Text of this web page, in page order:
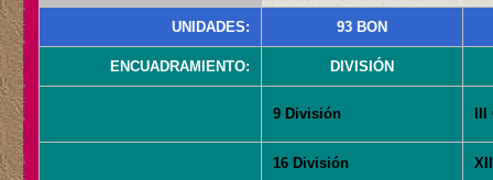
UNIDADES: 93 BON
ENCUADRAMIENTO: DIVISIÓN
9 División
16 División